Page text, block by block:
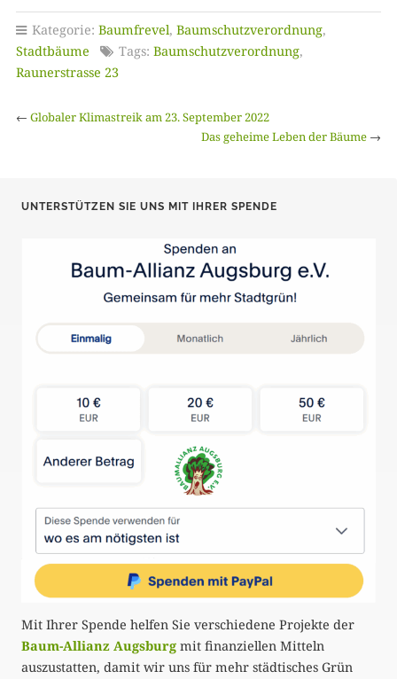
Kategorie: Baumfrevel, Baumschutzverordnung,
Stadtbäume
Tags: Baumschutzverordnung,
Raunerstrasse 23
← Globaler Klimastreik am 23. September 2022
Das geheime Leben der Bäume →
UNTERSTÜTZEN SIE UNS MIT IHRER SPENDE
Mit Ihrer Spende helfen Sie verschiedene Projekte der
Baum-Allianz Augsburg mit finanziellen Mitteln
auszustatten, damit wir uns für mehr städtisches Grün